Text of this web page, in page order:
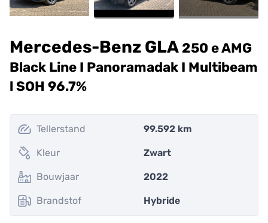
Mercedes-Benz GLA 250 e AMG
Black Line I Panoramadak I Multibeam
l SOH 96.7%
Tellerstand 99.592 km
Kleur Zwart
Bouwjaar 2022
Brandstof Hybride